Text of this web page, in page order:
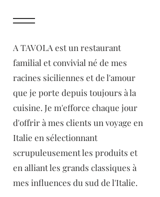
A TAVOLA est un restaurant
familial et convivial né de mes
racines siciliennes et de l'amour
que je porte depuis toujours à la
cuisine. Je m'efforce chaque jour
d'offrir à mes clients un voyage en
Italie en sélectionnant
scrupuleusement les produits et
en alliant les grands classiques à
mes influences du sud de l'Italie.